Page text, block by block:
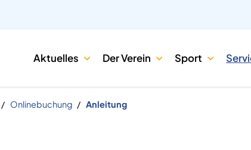
Aktuelles Der Verein Sport
Onlinebuchung Anleitung